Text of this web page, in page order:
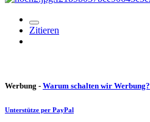
Zitieren
Werbung - Warum schalten wir Werbung?
Unterstütze per PayPal